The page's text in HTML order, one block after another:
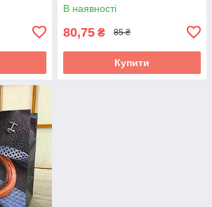
В наявності
80,75 ₴ 85 ₴
Купити